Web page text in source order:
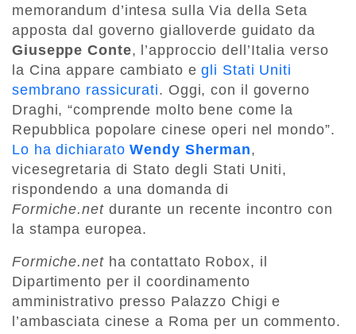
memorandum d’intesa sulla Via della Seta
apposta dal governo gialloverde guidato da
Giuseppe Conte, l’approccio dell’Italia verso
la Cina appare cambiato egli Stati Uniti
sembrano rassicurati. Oggi, con il governo
Draghi, “comprende molto bene come la
Repubblica popolare cinese operi nel mondo”.
Lo ha dichiaratoWendy Sherman,
vicesegretaria di Stato degli Stati Uniti,
rispondendo a una domanda di
Formiche.netdurante un recente incontro con
la stampa europea.
Formiche.netha contattato Robox, il
Dipartimento per il coordinamento
amministrativo presso Palazzo Chigi e
l’ambasciata cinese a Roma per un commento.